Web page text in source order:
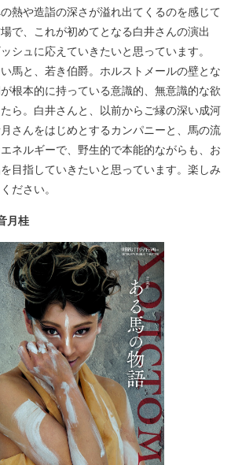
熱や造詣の深さが溢れ出てくるのを感じて
で、これが初めてとなる白井さんの演出
シュに応えていきたいと思っています。
馬と、若き伯爵。ホルストメールの壁とな
根本的に持っている意識的、無意識的な欲
ら。白井さんと、以前からご縁の深い成河
さんをはじめとするカンパニーと、馬の流
ネルギーで、野生的で本能的ながらも、お
目指していきたいと思っています。楽しみ
ださい。
月桂